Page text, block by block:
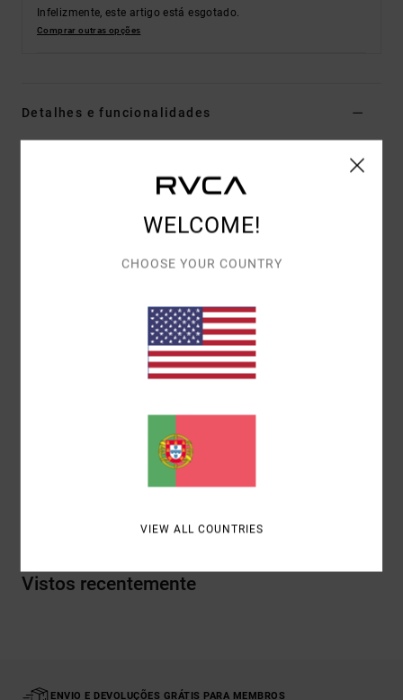
Infelizmente, este artigo está esgotado.
Comprar outras opções
Detalhes e funcionalidades
Código de Cor
de boné dad
Ajuste no mesmo tecido
Ilhós costurados
Aplique bordado/tecido ROXY
Fita de transpiração interior
100% algodão
Vistos recentemente
ENVIO E DEVOLUÇÕES GRÁTIS PARA MEMBROS
WELCOME!
CHOOSE YOUR COUNTRY
VIEW ALL COUNTRIES